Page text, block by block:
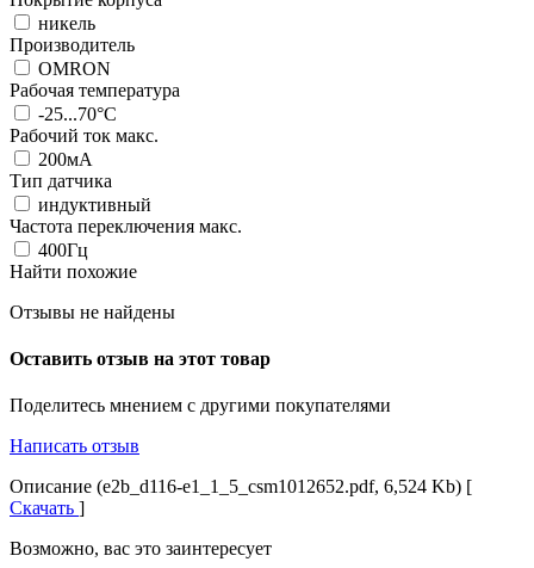
никель
Производитель
OMRON
Рабочая температура
-25...70°C
Рабочий ток макс.
200мА
Тип датчика
индуктивный
Частота переключения макс.
400Гц
Найти похожие
Отзывы не найдены
Оставить отзыв на этот товар
Поделитесь мнением с другими покупателями
Написать отзыв
Описание (e2b_d116-e1_1_5_csm1012652.pdf, 6,524 Kb) [
Скачать ]
Возможно, вас это заинтересует